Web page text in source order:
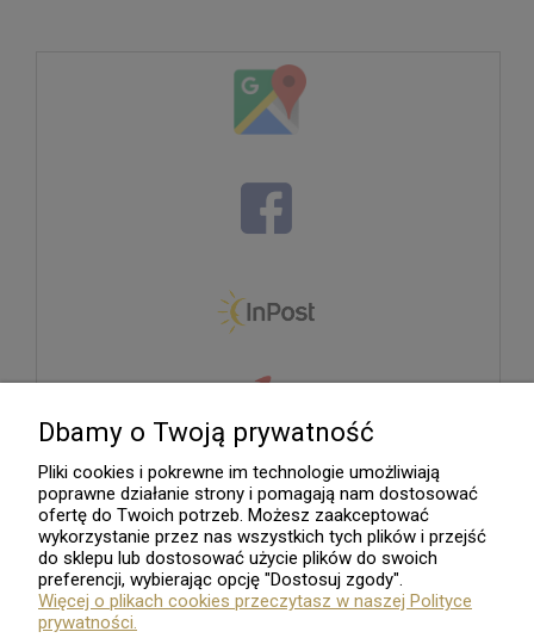
Dbamy o Twoją prywatność
Pliki cookies i pokrewne im technologie umożliwiają
poprawne działanie strony i pomagają nam dostosować
ofertę do Twoich potrzeb. Możesz zaakceptować
wykorzystanie przez nas wszystkich tych plików i przejść
do sklepu lub dostosować użycie plików do swoich
preferencji, wybierając opcję "Dostosuj zgody".
Więcej o plikach cookies przeczytasz w naszej Polityce
prywatności.